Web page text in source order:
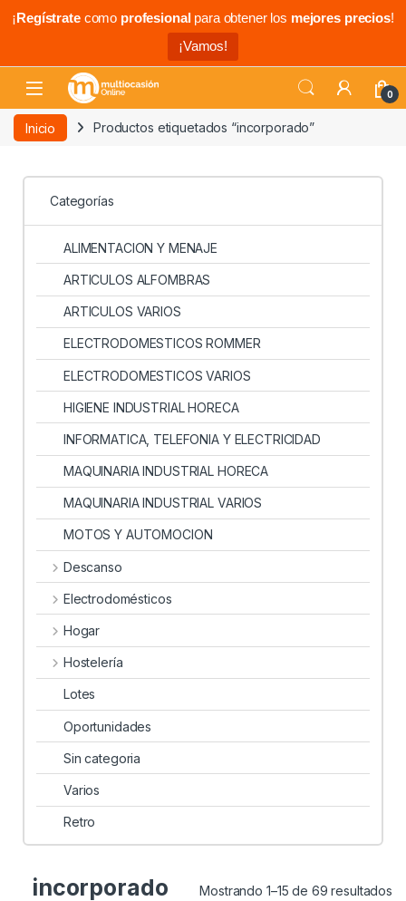
¡Regístratecomo profesionalpara obtener los mejores precios!
¡Vamos!
0
Inicio Productos etiquetados “incorporado”
Categorías
ALIMENTACION Y MENAJE
ARTICULOS ALFOMBRAS
ARTICULOS VARIOS
ELECTRODOMESTICOS ROMMER
ELECTRODOMESTICOS VARIOS
HIGIENE INDUSTRIAL HORECA
INFORMATICA, TELEFONIA Y ELECTRICIDAD
MAQUINARIA INDUSTRIAL HORECA
MAQUINARIA INDUSTRIAL VARIOS
MOTOS Y AUTOMOCION
Descanso
Electrodomésticos
Hogar
Hostelería
Lotes
Oportunidades
Sin categoria
Varios
Retro
incorporado Mostrando 1–15 de 69 resultados